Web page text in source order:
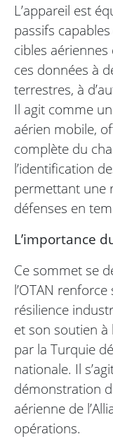
L’appareil est
passifs
cibles
ces données à
terrestres, à
Il agit comme
aérien mobile,
complète du
l’identification
permettant une
défenses en
L’importance
Ce sommet se
l’OTAN
résilience
et son soutien à
par la Turquie
nationale. Il
démonstration
aérienne de
opérations.